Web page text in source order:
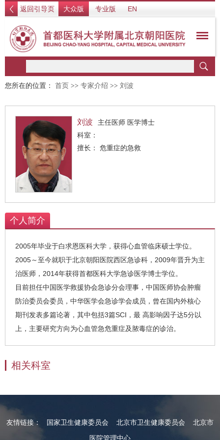
返回引导页 大众版 专业版 EN
您所在的位置： 首页 >> 专家介绍 >> 刘波
刘波
主任医师 医学博士
科室：
擅长： 危重症的急救
个人简介
2005年毕业于白求恩医科大学，获得心血管临床硕士学位。
2005～至今就职于北京朝阳医院西区急诊科，2009年晋升为主
治医师，2014年获得首都医科大学急诊医学博士学位。
目前担任中国医学救援协会急诊分会理事，中国医师协会肿瘤
防治委员会委员，中华医学会急诊学会成员，曾在国内外核心
期刊发表多篇论著，其中包括3篇SCI，最 高影响因子达5分以
上，主要研究方向为心血管急危重症及脓毒症的诊治。
相关科室
友情链接： 国家卫生健康委员会 北京市卫生健康委员会
北京市
医院管理中心